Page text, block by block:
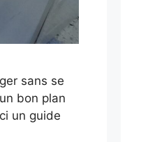
sans se
bon plan
un guide